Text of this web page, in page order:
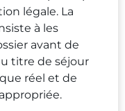
légale. La
à les
avant de
titre de séjour
réel et de